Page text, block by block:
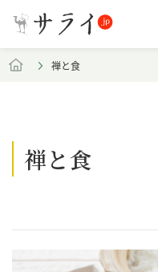
禅と食
禅と食